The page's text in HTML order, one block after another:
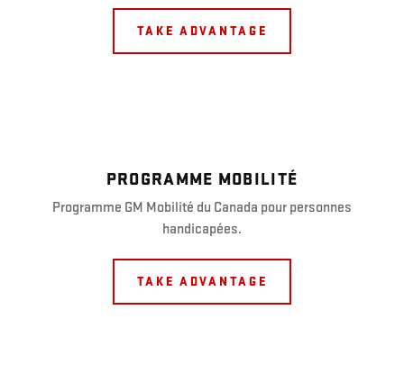
TAKE ADVANTAGE
PROGRAMME MOBILITÉ
Programme GM Mobilité du Canada pour personnes
handicapées.
TAKE ADVANTAGE